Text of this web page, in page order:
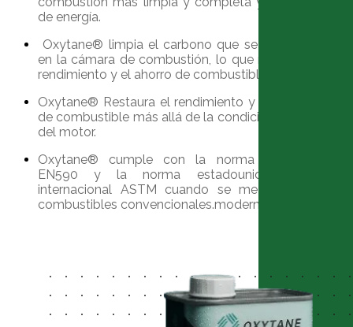
de energía.
Oxytane® limpia el carbono que se acumula
en la cámara de combustión, lo que reduce el
rendimiento y el ahorro de combustible.
Oxytane® Restaura el rendimiento y el ahorro
de combustible más allá de la condición nueva
del motor.
Oxytane® cumple con la norma europea
EN590 y la norma estadounidense e
internacional ASTM cuando se mezcla con
combustibles convencionales.moderno